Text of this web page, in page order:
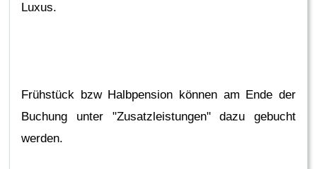
Luxus.
Frühstück bzw Halbpension können am Ende der
Buchung unter "Zusatzleistungen" dazu gebucht
werden.